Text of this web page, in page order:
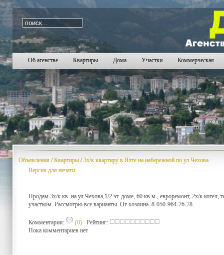
i=1020
Об агенстве Квартиры Дома Участки Коммерческая
Объявления /Квартиры /3х/к.квартиру в Ялте на набережной по ул.Чехова
Версия для печати
Продам 3х/к.кв. на ул.Чехова,1/2 эт. доме, 60 кв.м., евроремонт, 2х/к котел,
участком. Рассмотрю все варианты. От хозяина. 8-050-964-76-78.
Комментарии: (0) Рейтинг:
Пока комментариев нет